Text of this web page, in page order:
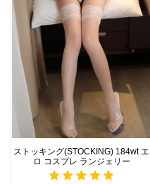
ストッキング(STOCKING) 184wt エ
ロ コスプレ ランジェリー